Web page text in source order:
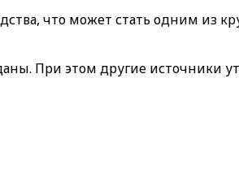
что может стать одним из
При этом другие источники